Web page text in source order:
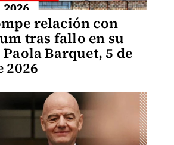
relación con
tras fallo en su
Barquet, 5 de
2026